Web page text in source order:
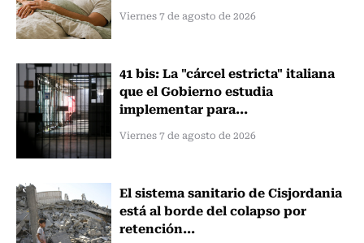
Viernes 7 de agosto de 2026
41 bis: La "cárcel estricta" italiana
que el Gobierno estudia
implementar para...
Viernes 7 de agosto de 2026
El sistema sanitario de Cisjordania
está al borde del colapso por
retención...